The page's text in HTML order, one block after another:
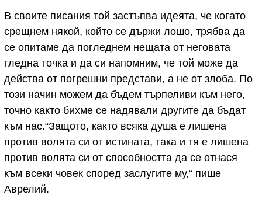
В своите писания той застъпва идеята, че когато
срещнем някой, който се държи лошо, трябва да
се опитаме да погледнем нещата от неговата
гледна точка и да си напомним, че той може да
действа от погрешни представи, а не от злоба. По
този начин можем да бъдем търпеливи към него,
точно както бихме се надявали другите да бъдат
към нас.“Защото, както всяка душа е лишена
против волята си от истината, така и тя е лишена
против волята си от способността да се отнася
към всеки човек според заслугите му,“ пише
Аврелий.